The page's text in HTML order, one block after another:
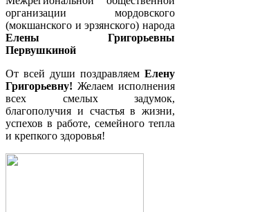
организации мордовского
(мокшанского и эрзянского) народа
Елены Григорьевны
Первушкиной
От всей души поздравляем Елену
Григорьевну! Желаем исполнения
всех смелых задумок,
благополучия и счастья в жизни,
успехов в работе, семейного тепла
и крепкого здоровья!